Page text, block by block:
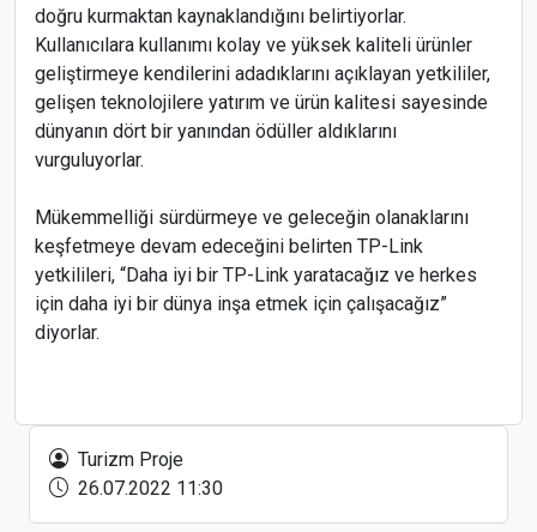
doğru kurmaktan kaynaklandığını belirtiyorlar.
Kullanıcılara kullanımı kolay ve yüksek kaliteli ürünler
geliştirmeye kendilerini adadıklarını açıklayan yetkililer,
gelişen teknolojilere yatırım ve ürün kalitesi sayesinde
dünyanın dört bir yanından ödüller aldıklarını
vurguluyorlar.
Mükemmelliği sürdürmeye ve geleceğin olanaklarını
keşfetmeye devam edeceğini belirten TP-Link
yetkilileri, “Daha iyi bir TP-Link yaratacağız ve herkes
için daha iyi bir dünya inşa etmek için çalışacağız”
diyorlar.
Turizm Proje
26.07.2022 11:30
15 Yıllık Lüks Tur Operatörü İflas Etti